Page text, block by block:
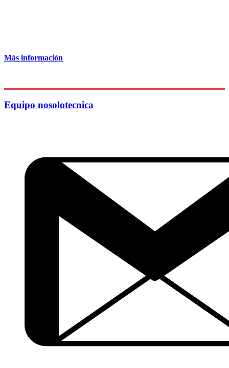
Más información
Equipo nosolotecnica